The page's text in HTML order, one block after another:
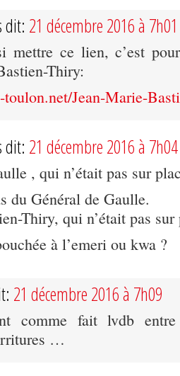
dit: 21 décembre 2016 à 7h01
mettre ce lien, c’est
Thiry:
Jean-Marie-
dit: 21 décembre 2016 à 7h04
, qui n’était pas sur
du Général de Gaulle.
Thiry, qui n’était pas
à l’emeri ou kwa ?
21 décembre 2016 à 7h09
comme fait lvdb entre
…